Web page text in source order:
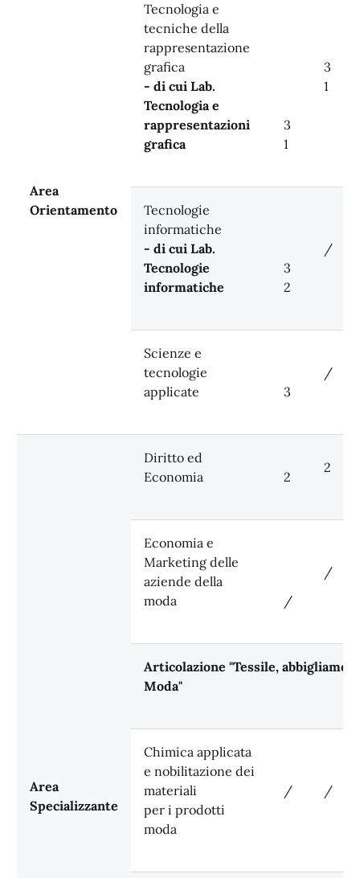
Area
Orientamento
Tecnologia e
tecniche della
rappresentazione
grafica
- di cui Lab.
Tecnologia e
rappresentazioni
grafica
3
1
3
1
Tecnologie
informatiche
- di cui Lab.
Tecnologie
informatiche
3
2
/
Scienze e
tecnologie
applicate
3
/
Area
Specializzante
Diritto ed
Economia
2
2
Economia e
Marketing delle
aziende della
moda
/
/
Articolazione "Tessile,
Moda"
Chimica applicata
e nobilitazione dei
materiali
per i prodotti
moda
/ /